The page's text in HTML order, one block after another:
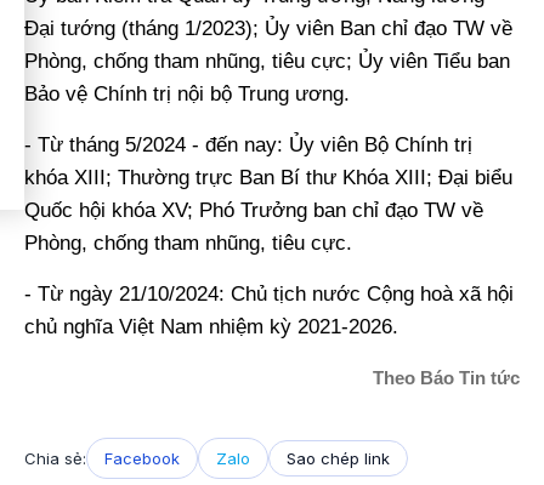
Đại tướng (tháng 1/2023); Ủy viên Ban chỉ đạo TW về
Phòng, chống tham nhũng, tiêu cực; Ủy viên Tiểu ban
Bảo vệ Chính trị nội bộ Trung ương.
- Từ tháng 5/2024 - đến nay: Ủy viên Bộ Chính trị
khóa XIII; Thường trực Ban Bí thư Khóa XIII; Đại biểu
Quốc hội khóa XV; Phó Trưởng ban chỉ đạo TW về
Phòng, chống tham nhũng, tiêu cực.
- Từ ngày 21/10/2024: Chủ tịch nước Cộng hoà xã hội
chủ nghĩa Việt Nam nhiệm kỳ 2021-2026.
Theo Báo Tin tức
Chia sẻ: Facebook Zalo Sao chép link